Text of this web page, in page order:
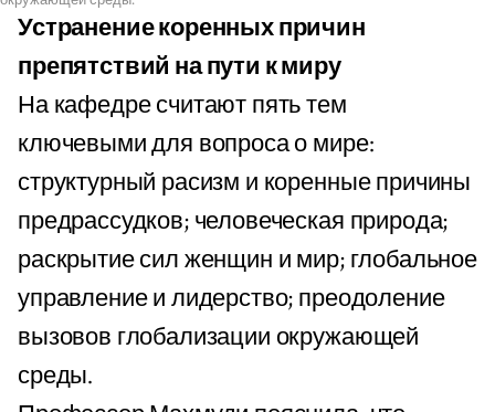
Устранение коренных причин
препятствий на пути к миру
На кафедре считают пять тем
ключевыми для вопроса о мире:
структурный расизм и коренные причины
предрассудков; человеческая природа;
раскрытие сил женщин и мир; глобальное
управление и лидерство; преодоление
вызовов глобализации окружающей
среды.